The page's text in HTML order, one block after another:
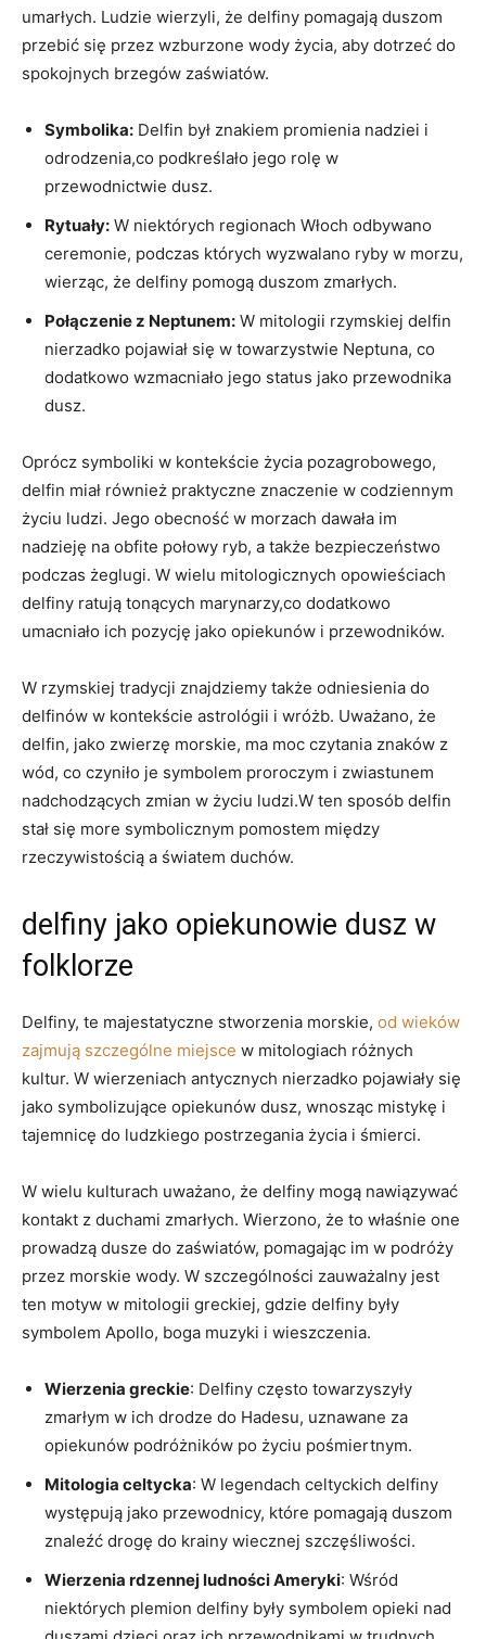
umarłych. Ludzie wierzyli, że delfiny pomagają duszom
przebić się przez wzburzone wody życia, aby dotrzeć do
spokojnych brzegów zaświatów.
Symbolika: Delfin był znakiem promienia nadziei i
odrodzenia,co podkreślało jego rolę w
przewodnictwie dusz.
Rytuały: W niektórych regionach Włoch odbywano
ceremonie, podczas których wyzwalano ryby w morzu,
wierząc, że delfiny pomogą duszom zmarłych.
Połączenie z Neptunem: W mitologii rzymskiej delfin
nierzadko pojawiał się w towarzystwie Neptuna, co
dodatkowo wzmacniało jego status jako przewodnika
dusz.
Oprócz symboliki w kontekście życia pozagrobowego,
delfin miał również praktyczne znaczenie w codziennym
życiu ludzi. Jego obecność w morzach dawała im
nadzieję na obfite połowy ryb, a także bezpieczeństwo
podczas żeglugi. W wielu mitologicznych opowieściach
delfiny ratują tonących marynarzy,co dodatkowo
umacniało ich pozycję jako opiekunów i przewodników.
W rzymskiej tradycji znajdziemy także odniesienia do
delfinów w kontekście astrológii i wróżb. Uważano, że
delfin, jako zwierzę morskie, ma moc czytania znaków z
wód, co czyniło je symbolem proroczym i zwiastunem
nadchodzących zmian w życiu ludzi.W ten sposób delfin
stał się more symbolicznym pomostem między
rzeczywistością a światem duchów.
delfiny jako opiekunowie dusz w
folklorze
Delfiny, te majestatyczne stworzenia morskie, od wieków
zajmują szczególne miejsce w mitologiach różnych
kultur. W wierzeniach antycznych nierzadko pojawiały się
jako symbolizujące opiekunów dusz, wnosząc mistykę i
tajemnicę do ludzkiego postrzegania życia i śmierci.
W wielu kulturach uważano, że delfiny mogą nawiązywać
kontakt z duchami zmarłych. Wierzono, że to właśnie one
prowadzą dusze do zaświatów, pomagając im w podróży
przez morskie wody. W szczególności zauważalny jest
ten motyw w mitologii greckiej, gdzie delfiny były
symbolem Apollo, boga muzyki i wieszczenia.
Wierzenia greckie: Delfiny często towarzyszyły
zmarłym w ich drodze do Hadesu, uznawane za
opiekunów podróżników po życiu pośmiertnym.
Mitologia celtycka: W legendach celtyckich delfiny
występują jako przewodnicy, które pomagają duszom
znaleźć drogę do krainy wiecznej szczęśliwości.
Wierzenia rdzennej ludności Ameryki: Wśród
niektórych plemion delfiny były symbolem opieki nad